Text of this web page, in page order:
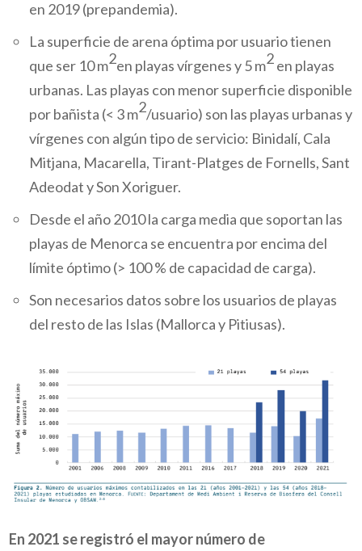
en 2019 (prepandemia).
La superficie de arena óptima por usuario tienen
que ser 10 m2en playas vírgenes y 5 m2en playas
urbanas. Las playas con menor superficie disponible
por bañista (< 3 m2/usuario) son las playas urbanas y
vírgenes con algún tipo de servicio: Binidalí, Cala
Mitjana, Macarella, Tirant-Platges de Fornells, Sant
Adeodat y Son Xoriguer.
Desde el año 2010 la carga media que soportan las
playas de Menorca se encuentra por encima del
límite óptimo (> 100 % de capacidad de carga).
Son necesarios datos sobre los usuarios de playas
del resto de las Islas (Mallorca y Pitiusas).
En 2021 se registró el mayor número de